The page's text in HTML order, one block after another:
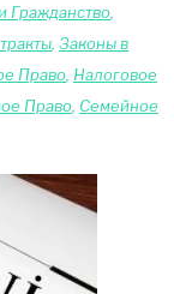
Гражданство
Законы в
Право Налоговое
Право Сeмейное